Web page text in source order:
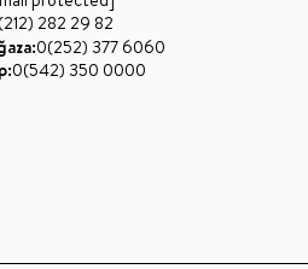
282 29 82
0(252) 377 6060
0(542) 350 0000